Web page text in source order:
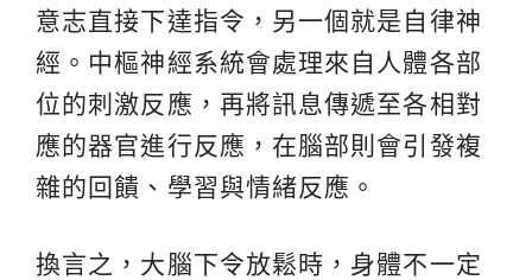
意志直接下達指令，另一個就是自律神
經。中樞神經系統會處理來自人體各部
位的刺激反應，再將訊息傳遞至各相對
應的器官進行反應，在腦部則會引發複
雜的回饋、學習與情緒反應。
換言之，大腦下令放鬆時，身體不一定